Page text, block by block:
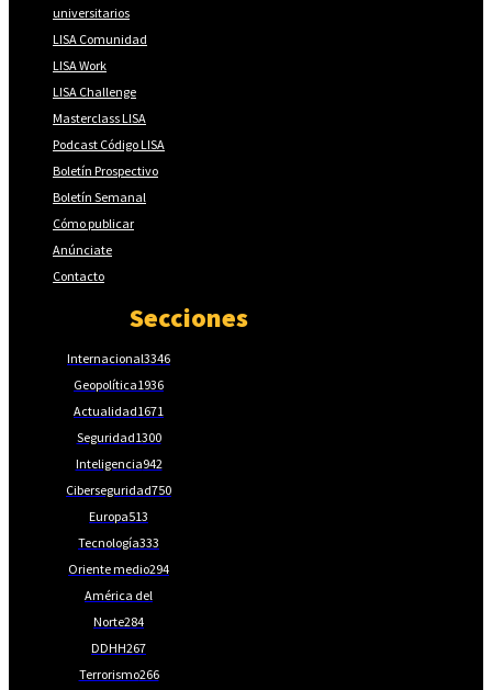
universitarios
LISA Comunidad
LISA Work
LISA Challenge
Masterclass LISA
Podcast Código LISA
Boletín Prospectivo
Boletín Semanal
Cómo publicar
Anúnciate
Contacto
Secciones
Internacional3346
Geopolítica1936
Actualidad1671
Seguridad1300
Inteligencia942
Ciberseguridad750
Europa513
Tecnología333
Oriente medio294
América del
Norte284
DDHH267
Terrorismo266